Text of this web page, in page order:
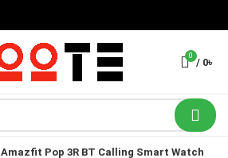
0
/ 0৳
Amazfit Pop 3R BT Calling Smart Watch